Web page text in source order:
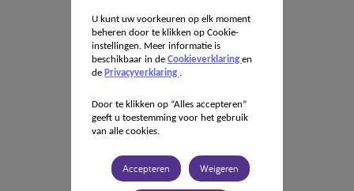
U kunt uw voorkeuren op elk moment
beheren door te klikken op Cookie-
instellingen. Meer informatie is
beschikbaar in de Cookieverklaring en
de Privacyverklaring .
Door te klikken op “Alles accepteren”
geeft u toestemming voor het gebruik
van alle cookies.
Accepteren Weigeren